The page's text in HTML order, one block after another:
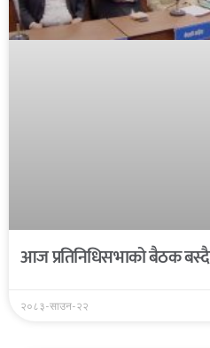
आज प्रतिनिधिसभाको बैठक बस्दै
२०८३-साउन-२२